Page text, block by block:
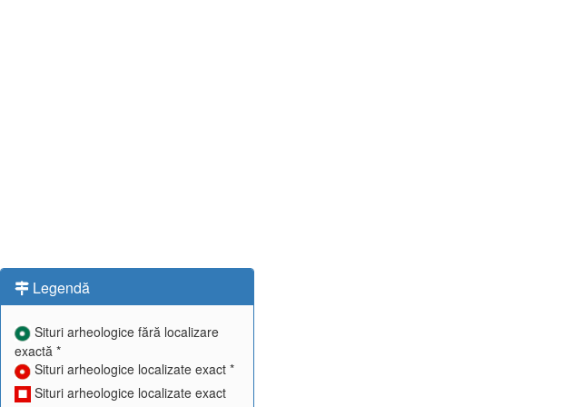
Legendă
Situri arheologice fără localizare
exactă *
Situri arheologice localizate exact *
Situri arheologice localizate exact